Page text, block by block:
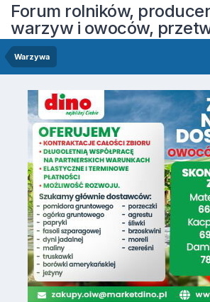
Forum rolników,
warzyw i owoców,
Warzywa